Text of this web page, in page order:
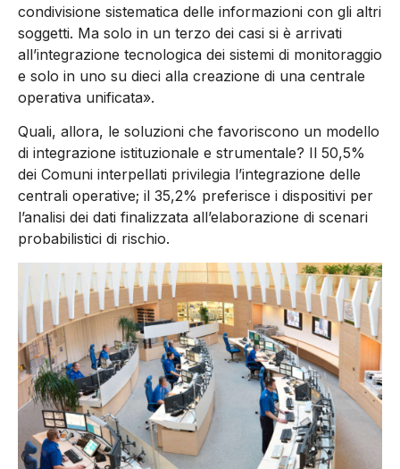
condivisione sistematica delle informazioni con gli altri
soggetti. Ma solo in un terzo dei casi si è arrivati
all’integrazione tecnologica dei sistemi di monitoraggio
e solo in uno su dieci alla creazione di una centrale
operativa unificata».
Quali, allora, le soluzioni che favoriscono un modello
di integrazione istituzionale e strumentale? Il 50,5%
dei Comuni interpellati privilegia l’integrazione delle
centrali operative; il 35,2% preferisce i dispositivi per
l’analisi dei dati finalizzata all’elaborazione di scenari
probabilistici di rischio.